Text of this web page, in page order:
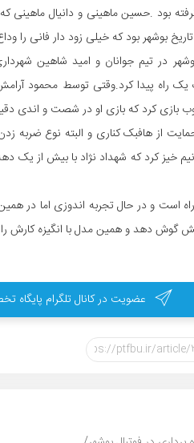
در دهه 50 لقب گرفته بود .حسین ماهینی و
بوشهر بود که خیلی زود دار فانی را
در تیم جوانان و امید شاهین
یک راه پیدا کرد.وقتی توسط محمود
بازی کرد که بازی او در شصت و اندی
حمایت از هافبک کناری و البته نوع
خیز کرد که شهداد نژاد با بیش از یک
است و در حال تجربه اندوزی اما در
گوش دهد و همین مدل با انگیزه کارش
عضویت در کانال تلگرام پایگاه